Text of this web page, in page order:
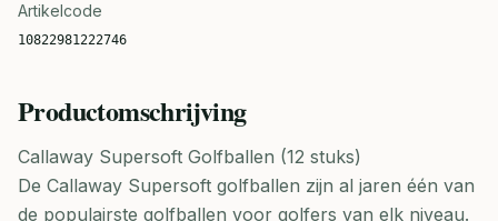
Artikelcode
10822981222746
Productomschrijving
Callaway Supersoft Golfballen (12 stuks)
De Callaway Supersoft golfballen zijn al jaren één van
de populairste golfballen voor golfers van elk niveau.